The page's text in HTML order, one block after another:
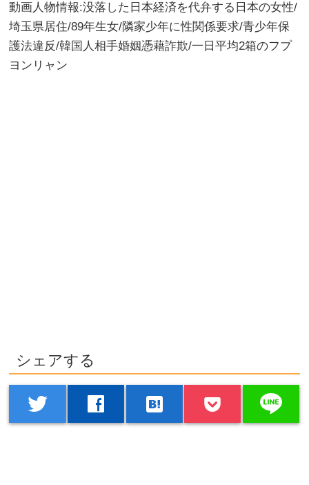
動画人物情報:没落した日本経済を代弁する日本の女性/
埼玉県居住/89年生女/隣家少年に性関係要求/青少年保
護法違反/韓国人相手婚姻憑藉詐欺/一日平均2箱のフプ
ヨンリャン
シェアする
twitter facebook hatenabookmark line